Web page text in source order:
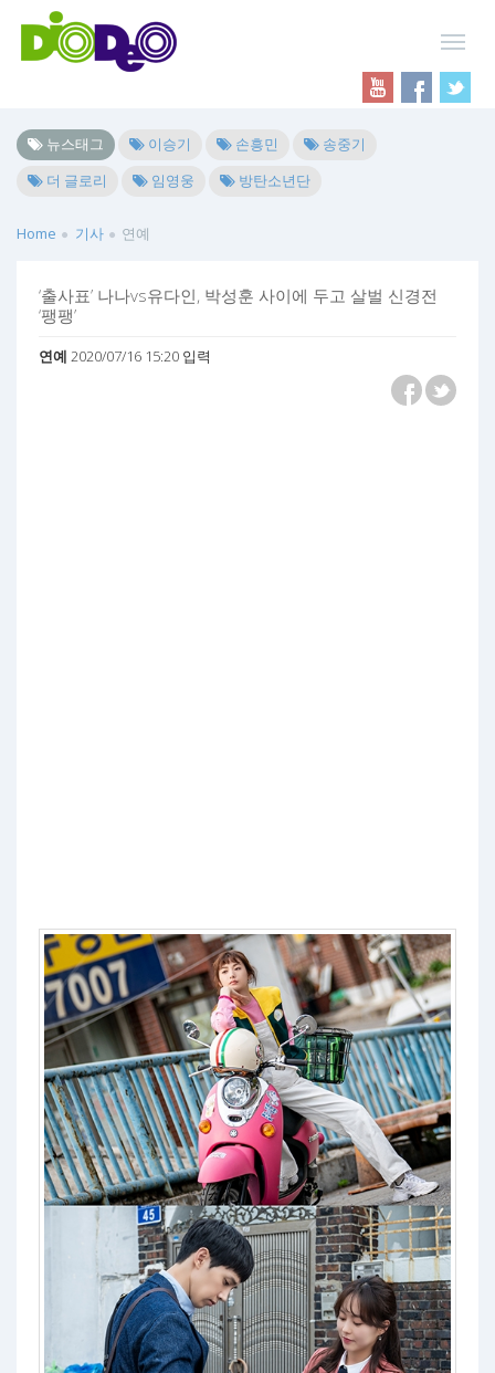
뉴스태그 이승기 손흥민
송중기
더 글로리
임영웅 방탄소년단
Home 기사 연예
‘출사표’ 나나vs유다인, 박성훈 사이에 두고 살벌 신경전
‘팽팽’
연예 2020/07/16 15:20 입력